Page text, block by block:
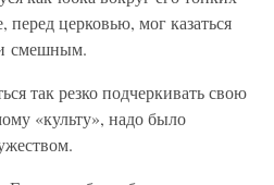
церковью, мог казаться
смешным.
так резко подчеркивать свою
«культу», надо было